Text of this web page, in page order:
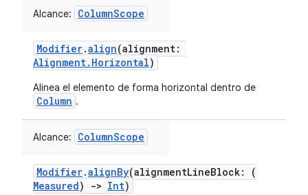
Alcance: ColumnScope
Modifier.align(alignment:
Alignment.Horizontal)
Alinea el elemento de forma horizontal dentro de
Column .
Alcance: ColumnScope
Modifier.alignBy(alignmentLineBlock: (
Measured) -> Int)